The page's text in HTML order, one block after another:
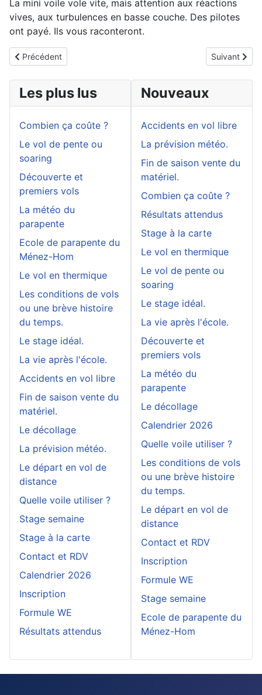
La mini voile vole vite, mais attention aux réactions
vives, aux turbulences en basse couche. Des pilotes
ont payé. Ils vous raconteront.
Article précédent : Calendrier 2026
Précédent Article
Suivant
Les plus lus
Combien ça coûte ?
Le vol de pente ou
soaring
Découverte et
premiers vols
La météo du
parapente
Ecole de parapente du
Ménez-Hom
Le vol en thermique
Les conditions de vols
ou une brève histoire
du temps.
Le stage idéal.
La vie après l'école.
Accidents en vol libre
Fin de saison vente du
matériel.
Le décollage
La prévision météo.
Le départ en vol de
distance
Quelle voile utiliser ?
Stage semaine
Stage à la carte
Contact et RDV
Calendrier 2026
Inscription
Formule WE
Résultats attendus
Nouveaux
Accidents en vol libre
La prévision météo.
Fin de saison vente du
matériel.
Combien ça coûte ?
Résultats attendus
Stage à la carte
Le vol en thermique
Le vol de pente ou
soaring
Le stage idéal.
La vie après l'école.
Découverte et
premiers vols
La météo du
parapente
Le décollage
Calendrier 2026
Quelle voile utiliser ?
Les conditions de vols
ou une brève histoire
du temps.
Le départ en vol de
distance
Contact et RDV
Inscription
Formule WE
Stage semaine
Ecole de parapente du
Ménez-Hom